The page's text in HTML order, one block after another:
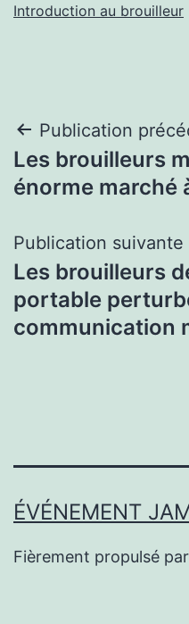
Introduction au brouilleur
Navigation
de
Publication
Les brouilleurs
énorme marché
Publication suivante
Les brouilleurs
portable
communication
ÉVÉNEMENT
Fièrement propulsé par